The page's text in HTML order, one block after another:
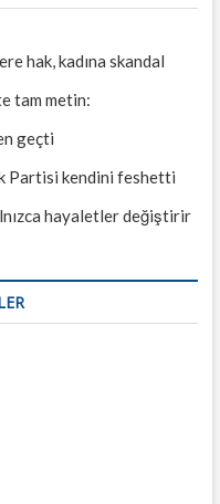
hak, kadına skandal
tam metin:
geçti
Partisi kendini feshetti
hayaletler değiştirir